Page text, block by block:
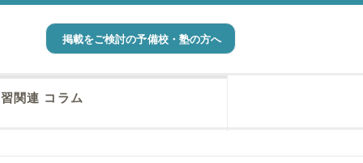
掲載をご検討の予備校・塾の方へ
関連 コラム